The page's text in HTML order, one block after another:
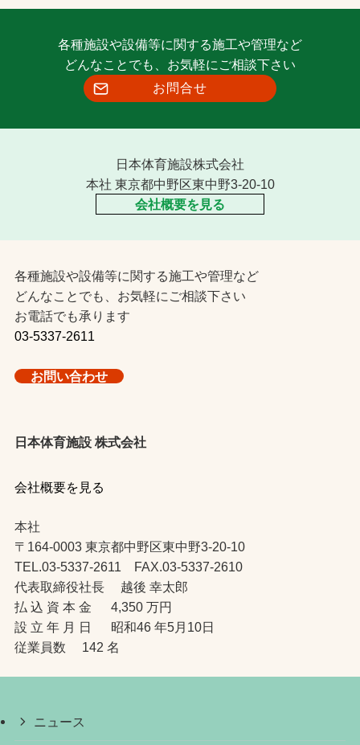
各種施設や設備等に関する施工や管理など
どんなことでも、お気軽にご相談下さい
お問合せ
日本体育施設株式会社
本社 東京都中野区東中野3-20-10
会社概要を見る
各種施設や設備等に関する施工や管理など
どんなことでも、お気軽にご相談下さい
お電話でも承ります
03-5337-2611
お問い合わせ
日本体育施設 株式会社
会社概要を見る
本社
〒164-0003 東京都中野区東中野3-20-10
TEL.03-5337-2611 FAX.03-5337-2610
代表取締役社長 越後 幸太郎
払 込 資 本 金 4,350 万円
設 立 年 月 日 昭和46 年5月10日
従業員数 142 名
ニュース